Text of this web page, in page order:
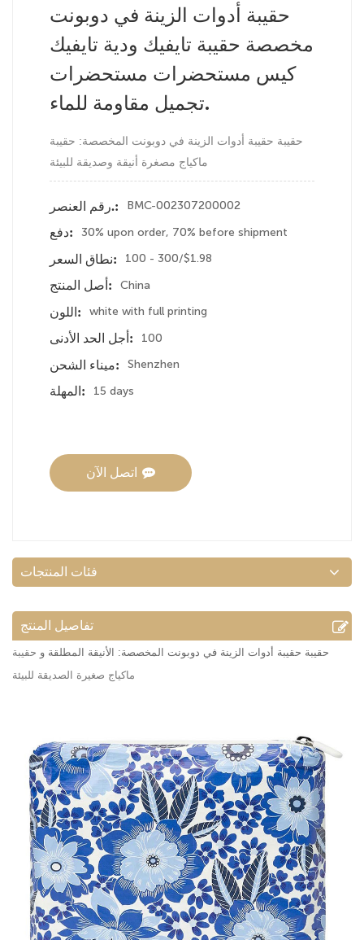
حقيبة أدوات الزينة في دوبونت
مخصصة حقيبة تايفيك ودية تايفيك
كيس مستحضرات مستحضرات
تجميل مقاومة للماء.
حقيبة حقيبة أدوات الزينة في دوبونت المخصصة: حقيبة
ماكياج مصغرة أنيقة وصديقة للبيئة
رقم العنصر.:
BMC-002307200002
دفع:
30% upon order, 70% before shipment
نطاق السعر:
100 - 300/$1.98
أصل المنتج:
China
اللون:
white with full printing
أجل الحد الأدنى:
100
ميناء الشحن:
Shenzhen
المهلة:
15 days
اتصل الآن
فئات المنتجات
تفاصيل المنتج
حقيبة حقيبة أدوات الزينة في دوبونت المخصصة: الأنيقة المطلقة و حقيبة
ماكياج صغيرة الصديقة للبيئة